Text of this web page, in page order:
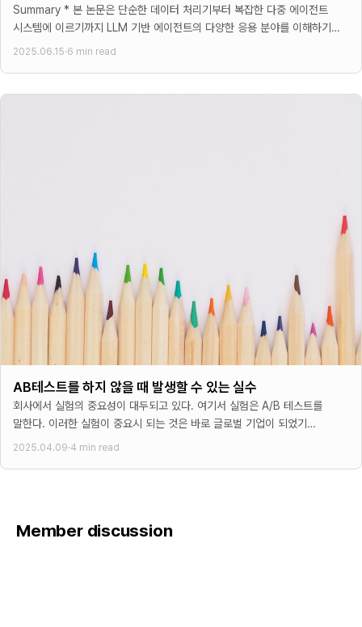
Summary * 본 논문은 단순한 데이터 처리기부터 복잡한 다중 에이전트
시스템에 이르기까지 LLM 기반 에이전트의 다양한 응용 분야를 이해하기
2025.06.15·6 min read
AB테스트를 하지 않을 때 발생할 수 있는 실수
회사에서 실험의 중요성이 대두되고 있다. 여기서 실험은 A/B 테스트를
말한다. 이러한 실험이 중요시 되는 것은 바로 글로벌 기업이 되었기
때문이다. 글로벌 기업이 되면
2025.04.09·4 min read
Member discussion